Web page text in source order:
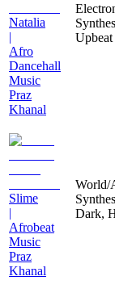
Natalia
|
Afro
Dancehall
Music
Praz
Khanal
Upbeat
Slime
|
Afrobeat
Music
Praz
Khanal
World/
Dark,